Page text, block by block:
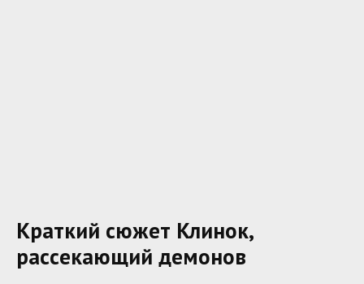
Краткий сюжет Клинок,
рассекающий демонов